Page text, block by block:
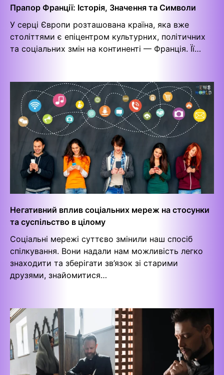
Прапор Франції: Історія, Значення та Символи
У серці Європи розташована країна, яка вже
століттями є епіцентром культурних, політичних
та соціальних змін на континенті — Франція. Її…
Негативний вплив соціальних мереж на стосунки
та суспільство в цілому
Соціальні мережі суттєво змінили наш спосіб
спілкування. Вони надали нам можливість легко
знаходити та зберігати зв’язок зі старими
друзями, знайомитися…